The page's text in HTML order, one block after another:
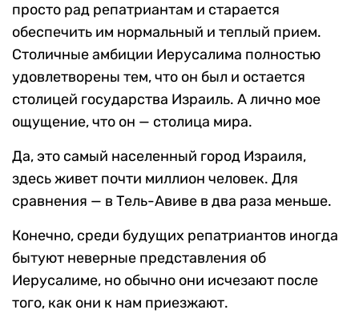
просто рад репатриантам и старается
обеспечить им нормальный и теплый прием.
Столичные амбиции Иерусалима полностью
удовлетворены тем, что он был и остается
столицей государства Израиль. А лично мое
ощущение, что он — столица мира.
Да, это самый населенный город Израиля,
здесь живет почти миллион человек. Для
сравнения — в Тель-Авиве в два раза меньше.
Конечно, среди будущих репатриантов иногда
бытуют неверные представления об
Иерусалиме, но обычно они исчезают после
того, как они к нам приезжают.